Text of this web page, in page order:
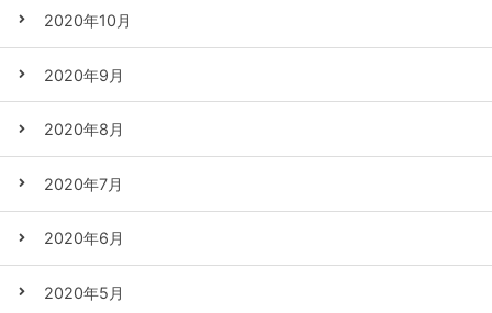
2020年10月
2020年9月
2020年8月
2020年7月
2020年6月
2020年5月